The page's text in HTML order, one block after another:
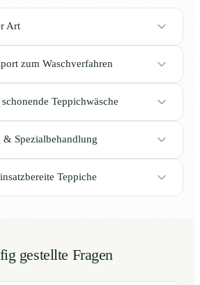
Art
zum Waschverfahren
Teppichwäsche
Spezialbehandlung
Teppiche
gestellte Fragen